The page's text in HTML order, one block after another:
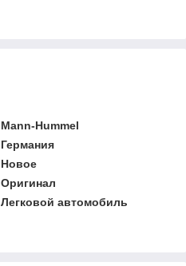
Mann-Hummel
Германия
Новое
Оригинал
Легковой автомобиль